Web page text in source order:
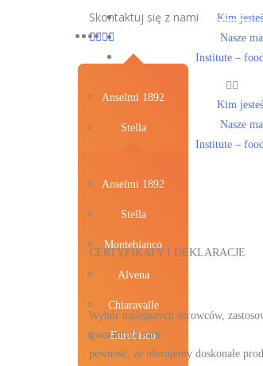
Kim
Nasze
Anselmi 1892
Stella
Alvena
Chiaravalle
Eurobisco
Institute –
Kim
Nasze
Anselmi 1892
Stella
Montebianco
Alvena
Chiaravalle
Eurobisco
Institute –
Skontaktuj się z nami
CERTYFIKATY I DEKLARACJE
Wybór najlepszych surowców,
gwarantują nam
pewność, że oferujemy doskonałe